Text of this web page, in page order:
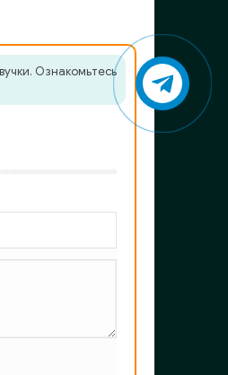
Ознакомьтесь